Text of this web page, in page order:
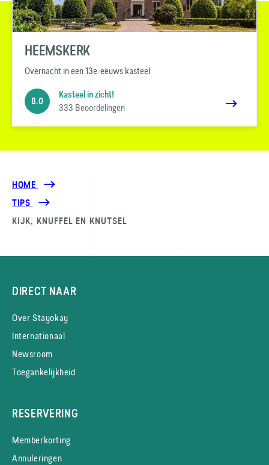
HEEMSKERK
Overnacht in een 13e-eeuws kasteel
8.0
Kasteel in zicht!
333 Beoordelingen
HOME
TIPS
KIJK, KNUFFEL EN KNUTSEL
DIRECT NAAR
Over Stayokay
Internationaal
Newsroom
Toegankelijkheid
RESERVERING
Memberkorting
Annuleringen